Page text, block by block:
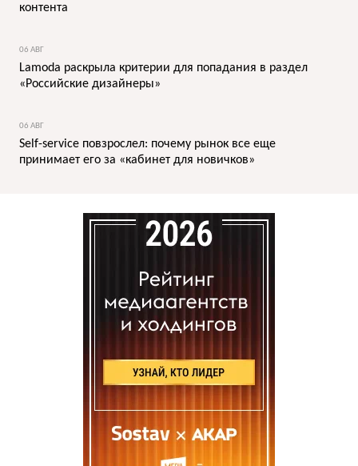
контента
06 АВГ
Lamoda раскрыла критерии для попадания в раздел
«Российские дизайнеры»
06 АВГ
Self-service повзрослел: почему рынок все еще
принимает его за «кабинет для новичков»